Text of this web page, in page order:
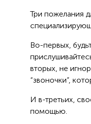
Три пожелания
Во-первых,
вторых, не
“звоночки”,
И в-третьих,
помощью.